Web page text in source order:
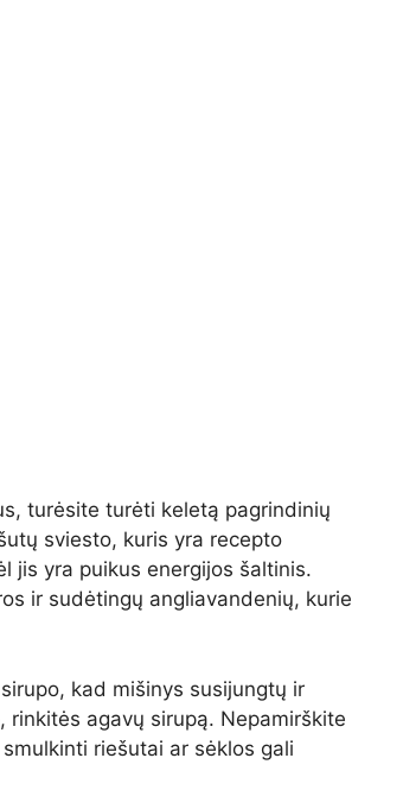
turėsite turėti keletą pagrindinių
sviesto, kuris yra recepto
jis yra puikus energijos šaltinis.
ir sudėtingų angliavandenių, kurie
kad mišinys susijungtų ir
agavų sirupą. Nepamirškite
riešutai ar sėklos gali